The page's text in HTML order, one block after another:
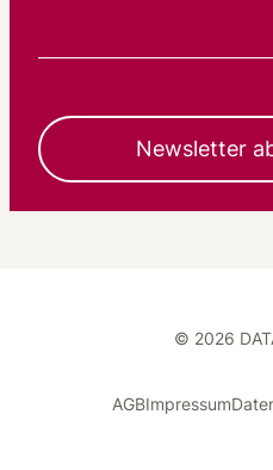
Newsletter
© 2026
AGBImpressum